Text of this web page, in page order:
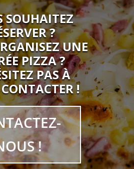
SOUHAITEZ
?
UNE
PIZZA ?
PAS À
!
!